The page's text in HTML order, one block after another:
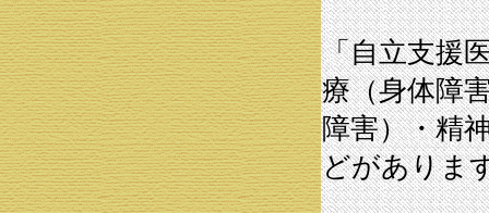
「自立支援
療（身体障
障害）・精
どがありま